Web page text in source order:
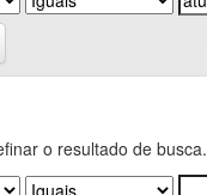
o resultado de busca.